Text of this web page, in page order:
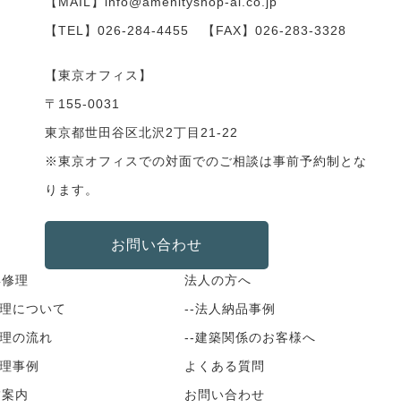
【TEL】 026-284-4455 【FAX】026-283-3328
【東京オフィス】
〒155-0031
東京都世田谷区北沢2丁目21-22
※東京オフィスでの対面でのご相談は事前予約制とな
ります。
お問い合わせ
理
について
の流れ
事例
内
法人の方へ
--法人納品事例
--建築関係のお客様へ
よくある質問
お問い合わせ